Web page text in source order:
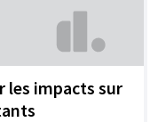
les impacts sur